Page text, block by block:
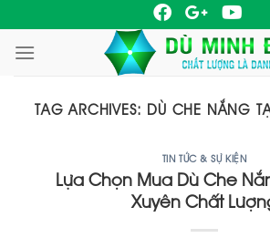
to
content
TAG ARCHIVES: DÙ CHE NẮNG
TIN TỨC & SỰ KIỆN
Lựa Chọn Mua Dù Che
Xuyên Chất